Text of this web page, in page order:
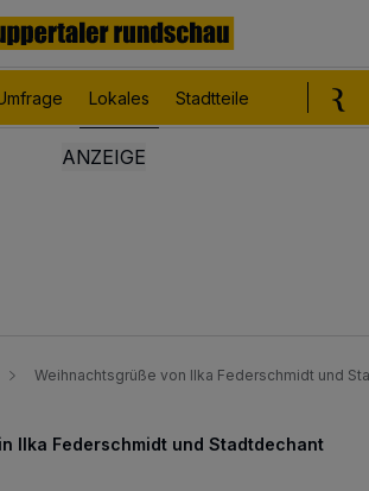
Lokales Stadtteile
Weihnachtsgrüße von Ilka Federschmidt und
Ilka Federschmidt und Stadtdechant